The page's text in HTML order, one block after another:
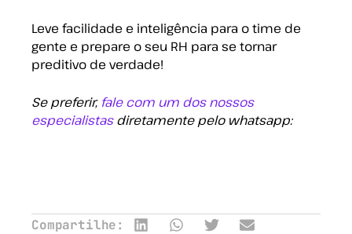
Leve facilidade e inteligência para o time de
gente e prepare o seu RH para se tornar
preditivo de verdade!
Se preferir, fale com um dos nossos
especialistasdiretamente pelo whatsapp:
Compartilhe: